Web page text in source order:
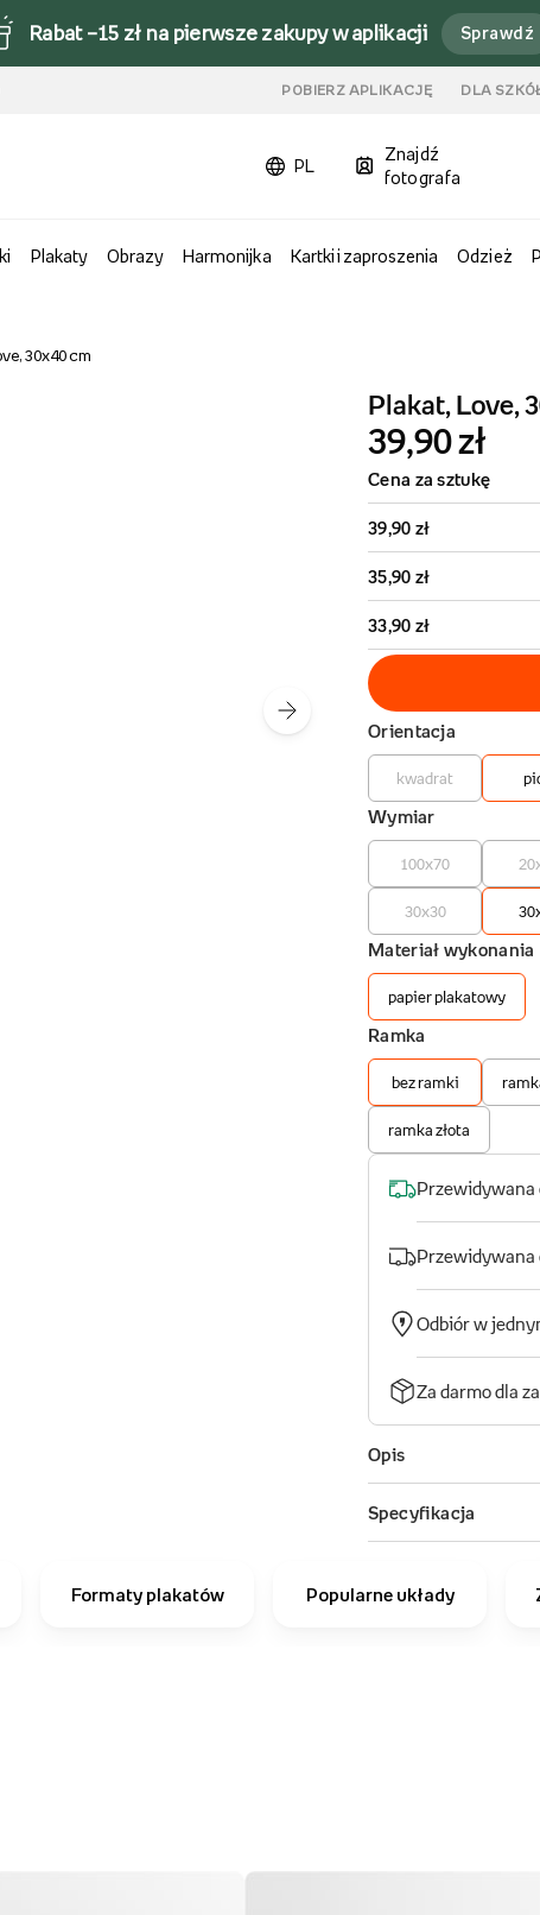
Rabat –15 zł na pierwsze zakupy w aplikacji Sprawdź
POBIERZ APLIKACJĘ DLA
PL
Znajdź
fotografa
Plakaty Obrazy Harmonijka Kartki i zaproszenia Odzież
30x40 cm
Formaty plakatów Popularne układy